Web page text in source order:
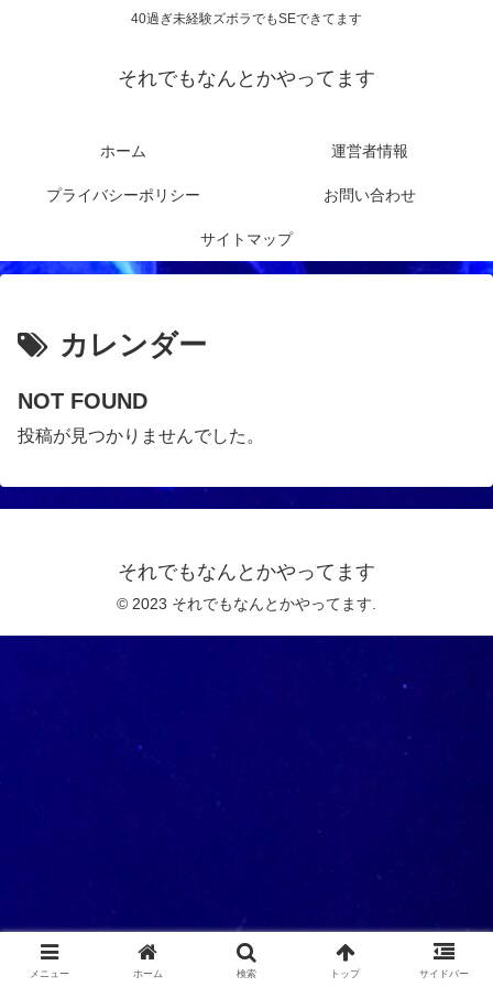
40過ぎ未経験ズボラでもSEできてます
それでもなんとかやってます
ホーム 運営者情報
プライバシーポリシー お問い合わせ
サイトマップ
カレンダー
NOT FOUND
投稿が見つかりませんでした。
それでもなんとかやってます
© 2023 それでもなんとかやってます.
メニュー ホーム 検索 トップ サイドバー